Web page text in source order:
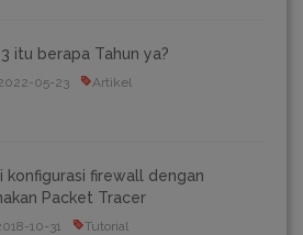
itu berapa Tahun ya?
05-23 Artikel
konfigurasi firewall dengan
Packet Tracer
10-31 Tutorial